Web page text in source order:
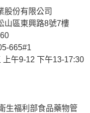
股份有限公司
山區東興路8號7樓
665#1
午9-12 下午13-17:30
生福利部食品藥物管